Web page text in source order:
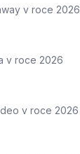
v roce 2026
v roce 2026
v roce 2026